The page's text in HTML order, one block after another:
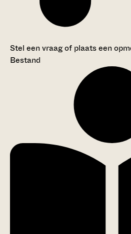
Stel een vraag of plaats een
Bestand